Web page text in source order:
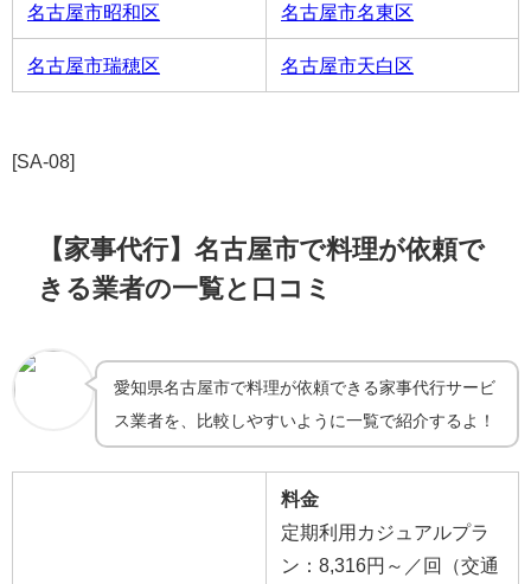
名古屋市昭和区 名古屋市名東区
名古屋市瑞穂区 名古屋市天白区
[SA-08]
【家事代行】名古屋市で料理が依頼で
きる業者の一覧と口コミ
愛知県名古屋市で料理が依頼できる家事代行サービ
ス業者を、比較しやすいように一覧で紹介するよ！
料金
定期利用カジュアルプラ
ン：8,316円～／回（交通